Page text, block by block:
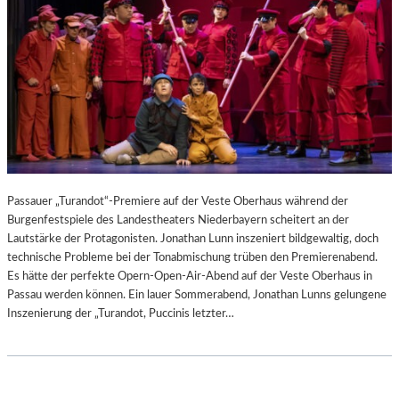
Passauer „Turandot“-Premiere auf der Veste Oberhaus während der
Burgenfestspiele des Landestheaters Niederbayern scheitert an der
Lautstärke der Protagonisten. Jonathan Lunn inszeniert bildgewaltig, doch
technische Probleme bei der Tonabmischung trüben den Premierenabend.
Es hätte der perfekte Opern-Open-Air-Abend auf der Veste Oberhaus in
Passau werden können. Ein lauer Sommerabend, Jonathan Lunns gelungene
Inszenierung der „Turandot, Puccinis letzter…